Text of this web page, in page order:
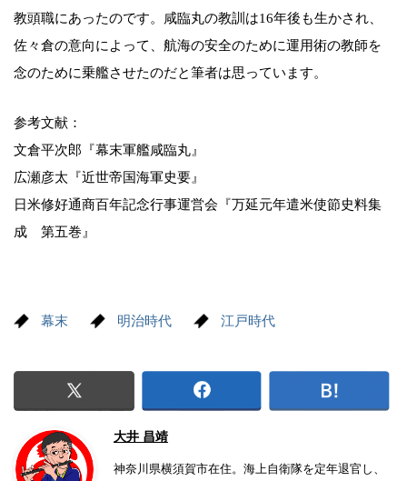
教頭職にあったのです。咸臨丸の教訓は16年後も生かされ、
佐々倉の意向によって、航海の安全のために運用術の教師を
念のために乗艦させたのだと筆者は思っています。
参考文献：
文倉平次郎『幕末軍艦咸臨丸』
広瀬彦太『近世帝国海軍史要』
日米修好通商百年記念行事運営会『万延元年遣米使節史料集
成 第五巻』
幕末 明治時代 江戸時代
大井 昌靖
神奈川県横須賀市在住。海上自衛隊を定年退官し、